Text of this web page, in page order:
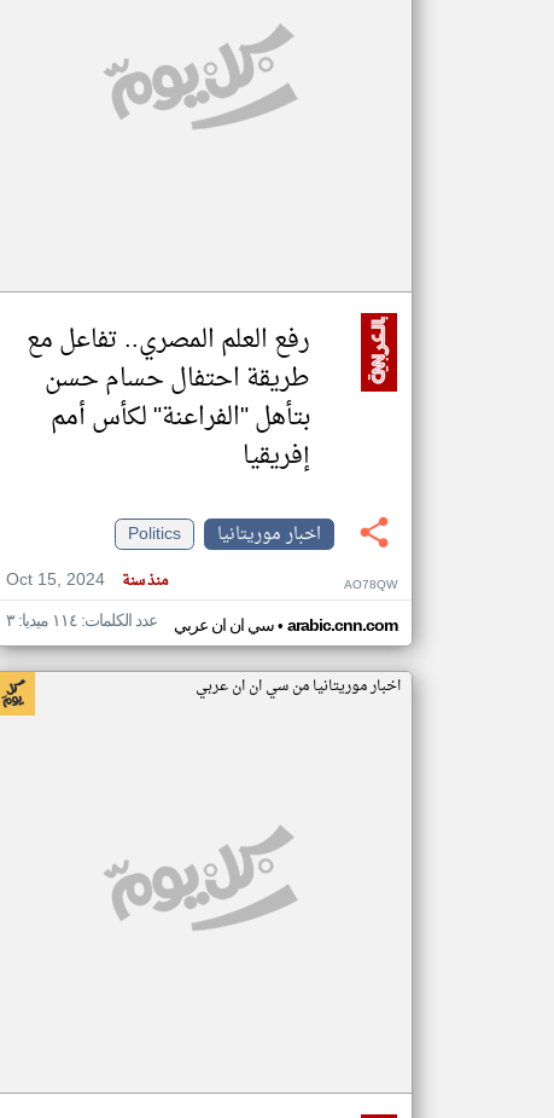
رفع العلم المصري.. تفاعل مع
طريقة احتفال حسام حسن
بتأهل "الفراعنة" لكأس أمم
إفريقيا
اخبار موريتانيا
Politics
Oct 15, 2024
منذ سنة AO78QW
سي ان ان عربي• arabic.cnn.com عدد الكلمات: ١١٤ ميديا: ٣
اخبار موريتانيا من سي ان ان عربي